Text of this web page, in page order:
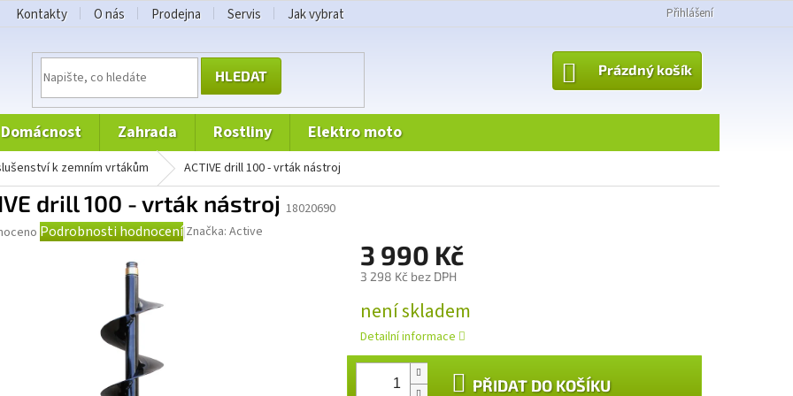
Kontakty O nás Prodejna Servis Jak vybrat Přihlášení
HLEDAT
NÁKUPNÍ
KOŠÍK
Prázdný košík
domácnost zahrada rostliny elektro moto
k zemním vrtákům ACTIVE drill 100 - vrták nástroj
drill 100 - vrták nástroj 18020690
Podrobnosti hodnocení Značka: Active
3 990 Kč
3 298 Kč bez DPH
cena:
není skladem
PŘIDAT DO KOŠÍKU
Detailní informace